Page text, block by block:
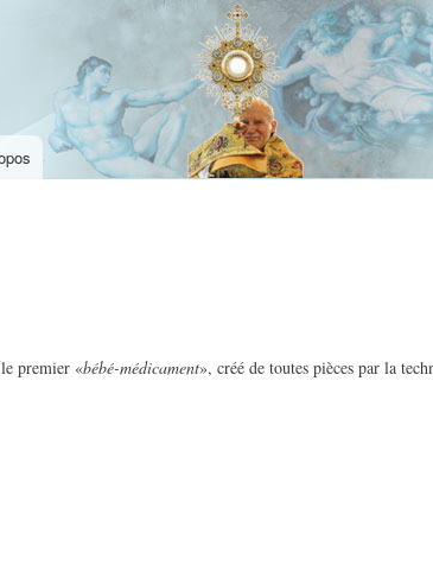
premier «bébé-médicament», créé de toutes pièces par la